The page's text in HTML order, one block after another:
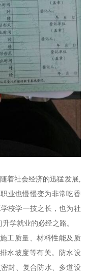
着社会经济的迅猛发展,
业也慢慢变为非常吃香
校学一技之长，也为社
学就业的必经之路。
工质量、材料性能及质
水坡度等有关。防水设
封、复合防水、多道设